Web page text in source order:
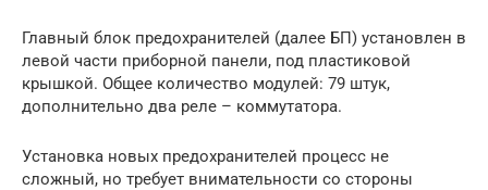
Главный блок предохранителей (далее БП) установлен в
левой части приборной панели, под пластиковой
крышкой. Общее количество модулей: 79 штук,
дополнительно два реле – коммутатора.
Установка новых предохранителей процесс не
сложный, но требует внимательности со стороны